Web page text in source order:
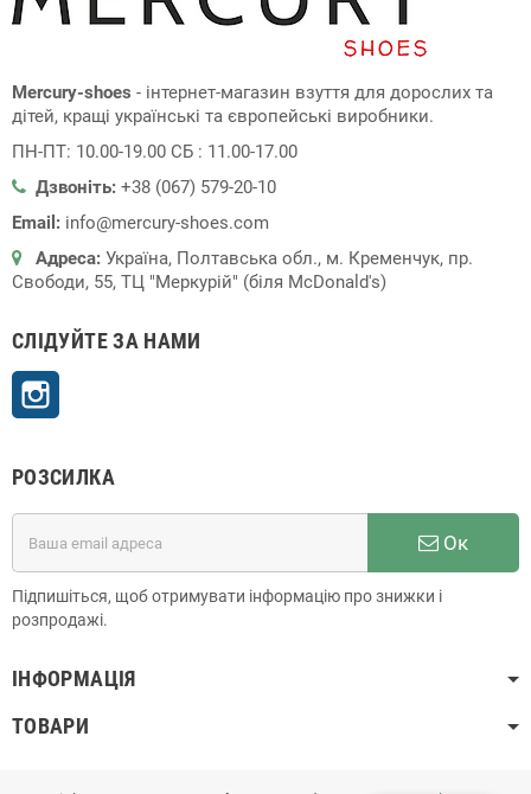
Mercury-shoes - інтернет-магазин взуття для дорослих та
дітей, кращі українські та європейські виробники.
ПН-ПТ: 10.00-19.00 СБ : 11.00-17.00
Дзвоніть: +38 (067) 579-20-10
Email: info@mercury-shoes.com
Адреса: Україна, Полтавська обл., м. Кременчук, пр.
Свободи, 55, ТЦ "Меркурій" (біля McDonald's)
СЛІДУЙТЕ ЗА НАМИ
РОЗСИЛКА
Ок
Підпишіться, щоб отримувати інформацію про знижки і
розпродажі.
ІНФОРМАЦІЯ
ТОВАРИ